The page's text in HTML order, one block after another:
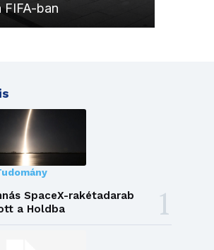
FIFA-ban
SpaceX-rakétadarab
a Holdba